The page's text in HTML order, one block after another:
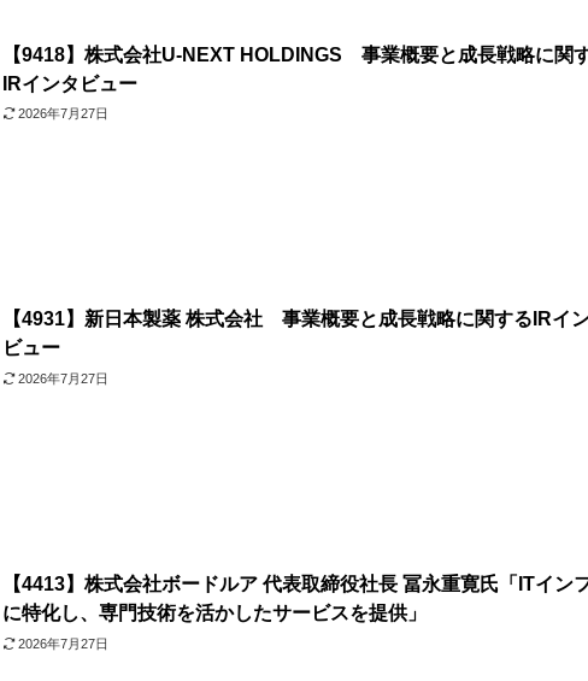
【9418】株式会社U-NEXT HOLDINGS 事業概要と成長戦略に関
IRインタビュー
2026年7月27日
【4931】新日本製薬 株式会社 事業概要と成長戦略に関するIRイ
ビュー
2026年7月27日
【4413】株式会社ボードルア 代表取締役社長 冨永重寛氏「ITイン
に特化し、専門技術を活かしたサービスを提供」
2026年7月27日